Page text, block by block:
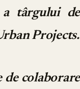
târgului de
Projects.
colaborare